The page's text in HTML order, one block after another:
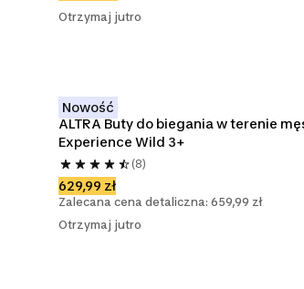
Otrzymaj jutro
Nowość
ALTRA Buty do biegania w terenie
Experience Wild 3+
(8)
629,99 zł
Zalecana cena detaliczna: 659,99 zł
Otrzymaj jutro